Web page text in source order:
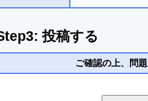
投稿する
ご確認の上、問